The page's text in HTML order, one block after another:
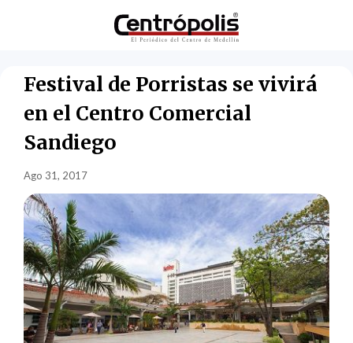
Festival de Porristas se vivirá
en el Centro Comercial
Sandiego
Ago 31, 2017